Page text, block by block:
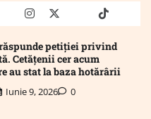
Mailinstagram
twitter truthtiktok
petiției privind
Cetățenii cer acum
au stat la baza hotărârii
Iunie 9, 2026 0